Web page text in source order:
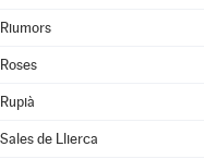
Riumors
Roses
Rupià
Sales de Llierca